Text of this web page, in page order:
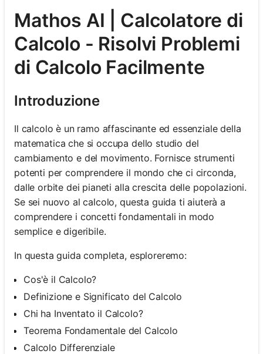
Mathos AI | Calcolatore di
Calcolo - Risolvi Problemi
di Calcolo Facilmente
Introduzione
Il calcolo è un ramo affascinante ed essenziale della
matematica che si occupa dello studio del
cambiamento e del movimento. Fornisce strumenti
potenti per comprendere il mondo che ci circonda,
dalle orbite dei pianeti alla crescita delle popolazioni.
Se sei nuovo al calcolo, questa guida ti aiuterà a
comprendere i concetti fondamentali in modo
semplice e digeribile.
In questa guida completa, esploreremo:
Cos'è il Calcolo?
Definizione e Significato del Calcolo
Chi ha Inventato il Calcolo?
Teorema Fondamentale del Calcolo
Calcolo Differenziale